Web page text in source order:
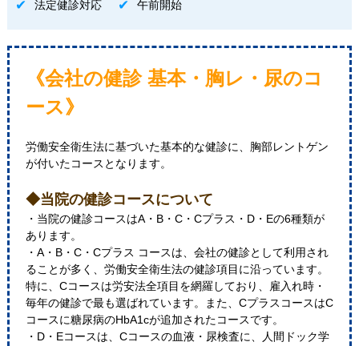
法定健診対応 午前開始
《会社の健診 基本・胸レ・尿のコ
ース》
労働安全衛生法に基づいた基本的な健診に、胸部レントゲン
が付いたコースとなります。
◆当院の健診コースについて
・当院の健診コースはA・B・C・Cプラス・D・Eの6種類が
あります。
・A・B・C・Cプラス コースは、会社の健診として利用され
ることが多く、労働安全衛生法の健診項目に沿っています。
特に、Cコースは労安法全項目を網羅しており、雇入れ時・
毎年の健診で最も選ばれています。また、CプラスコースはC
コースに糖尿病のHbA1cが追加されたコースです。
・D・Eコースは、Cコースの血液・尿検査に、人間ドック学